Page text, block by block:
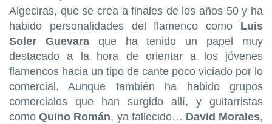
Algeciras, que se crea a finales de los años 50 y ha
habido personalidades del flamenco como Luis
Soler Guevaraque ha tenido un papel muy
destacado a la hora de orientar a los jóvenes
flamencos hacia un tipo de cante poco viciado por lo
comercial. Aunque también ha habido grupos
comerciales que han surgido allí, y guitarristas
comoQuino Román, ya fallecido… David Morales,